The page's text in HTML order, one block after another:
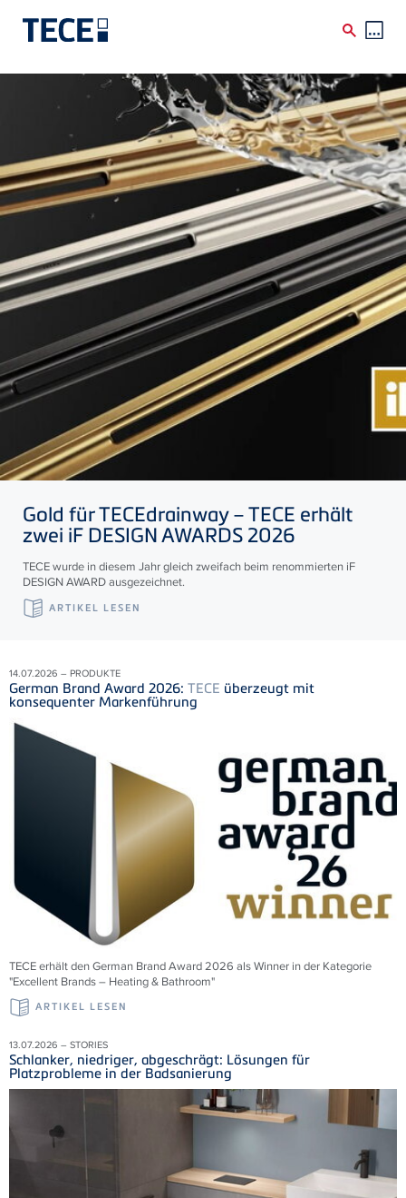
Direkt zum Inhalt
Gold fürTECEdrainway –TECE erhält
zwei iF DESIGN AWARDS 2026
TECE wurde in diesem Jahr gleich zweifach beim renommierten iF
DESIGN AWARD ausgezeichnet.
ARTIKEL LESEN
14.07.2026 – PRODUKTE
German Brand Award 2026: TECE überzeugt mit
konsequenter Markenführung
TECE erhält den German Brand Award 2026 als Winner in der Kategorie
"Excellent Brands – Heating & Bathroom"
ARTIKEL LESEN
13.07.2026 – STORIES
Schlanker, niedriger, abgeschrägt: Lösungen für
Platzprobleme in der Badsanierung